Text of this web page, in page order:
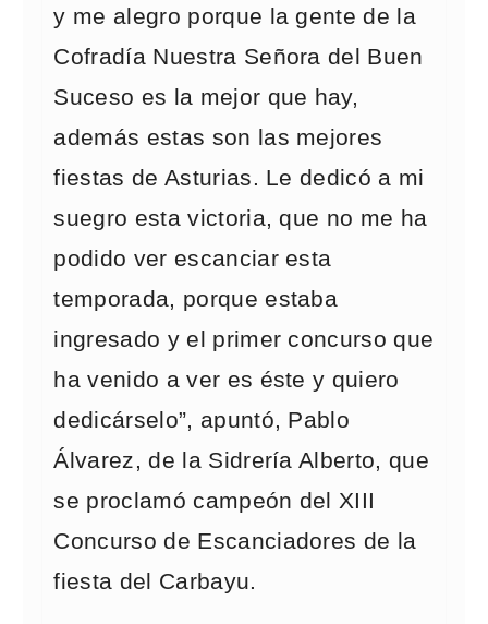
y me alegro porque la gente de la
Cofradía Nuestra Señora del Buen
Suceso es la mejor que hay,
además estas son las mejores
fiestas de Asturias. Le dedicó a mi
suegro esta victoria, que no me ha
podido ver escanciar esta
temporada, porque estaba
ingresado y el primer concurso que
ha venido a ver es éste y quiero
dedicárselo”, apuntó, Pablo
Álvarez, de la Sidrería Alberto, que
se proclamó campeón del XIII
Concurso de Escanciadores de la
fiesta del Carbayu.